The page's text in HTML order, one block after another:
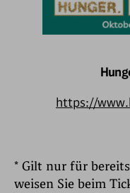
https://
* Gilt nur für
weisen Sie beim